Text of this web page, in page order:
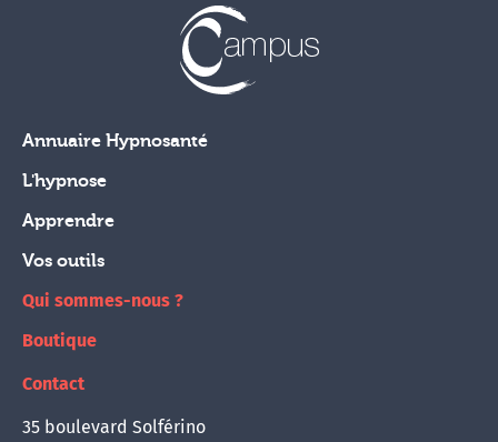
Annuaire Hypnosanté
L'hypnose
Apprendre
Vos outils
Qui sommes-nous ?
Boutique
Contact
35 boulevard Solférino